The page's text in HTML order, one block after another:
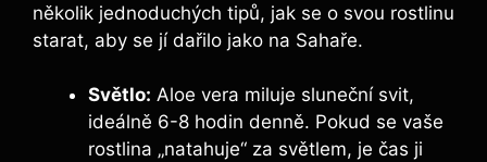
několik jednoduchých tipů, jak se o svou rostlinu
starat, aby se jí dařilo jako na Sahaře.
Světlo: Aloe vera miluje sluneční svit,
ideálně 6-8 hodin denně. Pokud se vaše
rostlina „natahuje“ za světlem, je čas ji